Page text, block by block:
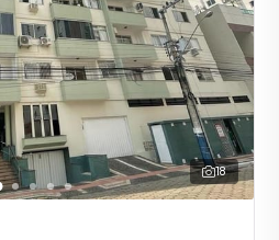
18